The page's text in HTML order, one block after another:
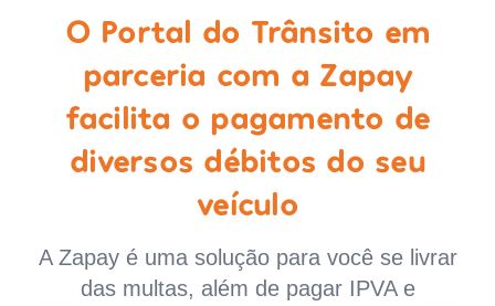
O Portal do Trânsito em
parceria com a Zapay
facilita o pagamento de
diversos débitos do seu
veículo
A Zapay é uma solução para você se livrar
das multas, além de pagar IPVA e